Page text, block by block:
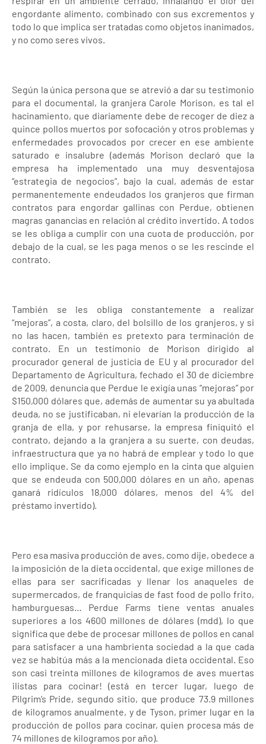
engordante alimento, combinado con sus excrementos y
todo lo que implica ser tratadas como objetos inanimados,
y no como seres vivos.
Según la única persona que se atrevió a dar su testimonio
para el documental, la granjera Carole Morison, es tal el
hacinamiento, que diariamente debe de recoger de diez a
quince pollos muertos por sofocación y otros problemas y
enfermedades provocados por crecer en ese ambiente
saturado e insalubre (además Morison declaró que la
empresa ha implementado una muy desventajosa
“estrategia de negocios”, bajo la cual, además de estar
permanentemente endeudados los granjeros que firman
contratos para engordar gallinas con Perdue, obtienen
magras ganancias en relación al crédito invertido. A todos
se les obliga a cumplir con una cuota de producción, por
debajo de la cual, se les paga menos o se les rescinde el
contrato.
También se les obliga constantemente a realizar
“mejoras”, a costa, claro, del bolsillo de los granjeros, y si
no las hacen, también es pretexto para terminación de
contrato. En un testimonio de Morison dirigido al
procurador general de justicia de EU y al procurador del
Departamento de Agricultura, fechado el 30 de diciembre
de 2009, denuncia que Perdue le exigía unas “mejoras” por
$150,000 dólares que, además de aumentar su ya abultada
deuda, no se justificaban, ni elevarían la producción de la
granja de ella, y por rehusarse, la empresa finiquitó el
contrato, dejando a la granjera a su suerte, con deudas,
infraestructura que ya no habrá de emplear y todo lo que
ello implique. Se da como ejemplo en la cinta que alguien
que se endeuda con 500,000 dólares en un año, apenas
ganará ridículos 18,000 dólares, menos del 4% del
préstamo invertido).
Pero esa masiva producción de aves, como dije, obedece a
la imposición de la dieta occidental, que exige millones de
ellas para ser sacrificadas y llenar los anaqueles de
supermercados, de franquicias de fast food de pollo frito,
hamburguesas… Perdue Farms tiene ventas anuales
superiores a los 4600 millones de dólares (mdd), lo que
significa que debe de procesar millones de pollos en canal
para satisfacer a una hambrienta sociedad a la que cada
vez se habitúa más a la mencionada dieta occidental. Eso
son casi treinta millones de kilogramos de aves muertas
¡listas para cocinar! (está en tercer lugar, luego de
Pilgrim’s Pride, segundo sitio, que produce 73.9 millones
de kilogramos anualmente, y de Tyson, primer lugar en la
producción de pollos para cocinar, quien procesa más de
74 millones de kilogramos por año).